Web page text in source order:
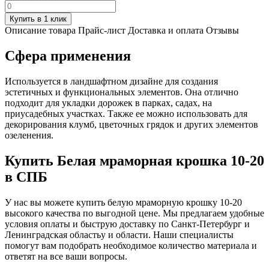
Описание товара Прайс-лист Доставка и оплата Отзывы
Сфера применения
Используется в ландшафтном дизайне для создания
эстетичных и функциональных элементов. Она отлично
подходит для укладки дорожек в парках, садах, на
приусадебных участках. Также ее можно использовать для
декорирования клумб, цветочных грядок и других элементов
озеленения.
Купить Белая мраморная крошка 10-20
в СПБ
У нас вы можете купить белую мраморную крошку 10-20
высокого качества по выгодной цене. Мы предлагаем удобные
условия оплаты и быструю доставку по Санкт-Петербург и
Ленинградская областьу и области. Наши специалисты
помогут вам подобрать необходимое количество материала и
ответят на все ваши вопросы.